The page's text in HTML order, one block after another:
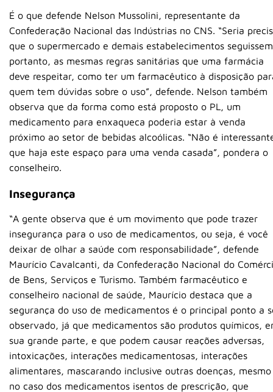
É o que defende Nelson Mussolini, representante da
Confederação Nacional das Indústrias no CNS. “Seria
que o supermercado e demais estabelecimentos
portanto, as mesmas regras sanitárias que uma farmácia
deve respeitar, como ter um farmacêutico à disposição
quem tem dúvidas sobre o uso”, defende. Nelson também
observa que da forma como está proposto o PL, um
medicamento para enxaqueca poderia estar à venda
próximo ao setor de bebidas alcoólicas. “Não é
que haja este espaço para uma venda casada”, pondera o
conselheiro.
Insegurança
“A gente observa que é um movimento que pode trazer
insegurança para o uso de medicamentos, ou seja, é você
deixar de olhar a saúde com responsabilidade”, defende
Maurício Cavalcanti, da Confederação Nacional do
de Bens, Serviços e Turismo. Também farmacêutico e
conselheiro nacional de saúde, Maurício destaca que a
segurança do uso de medicamentos é o principal ponto a
observado, já que medicamentos são produtos químicos,
sua grande parte, e que podem causar reações adversas,
intoxicações, interações medicamentosas, interações
alimentares, mascarando inclusive outras doenças, mesmo
no caso dos medicamentos isentos de prescrição, que